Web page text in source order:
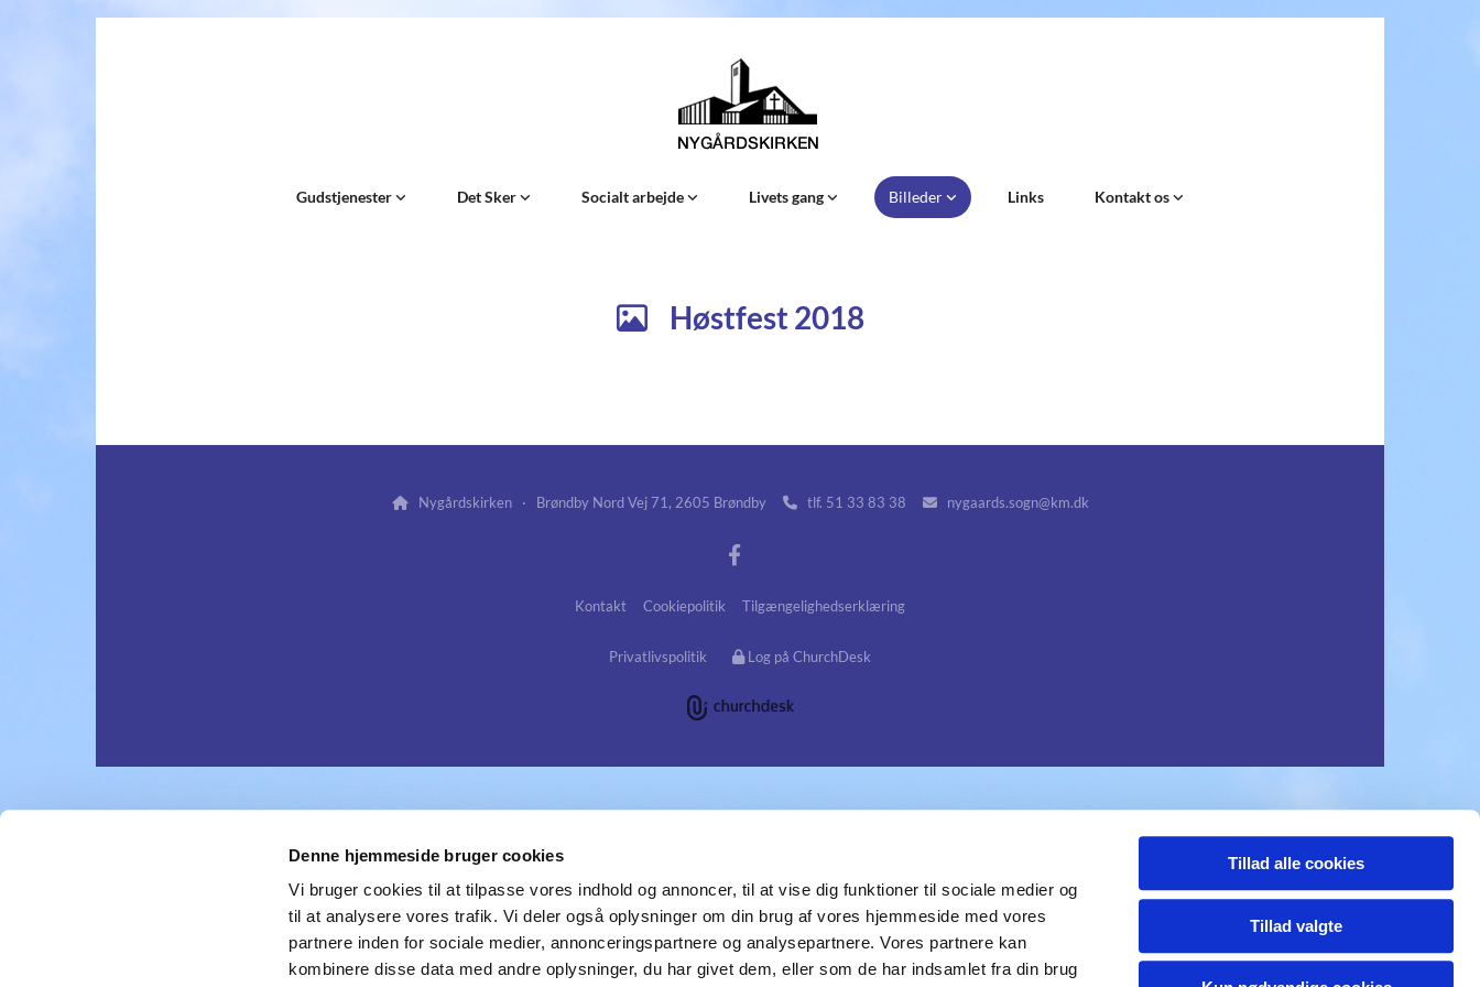
Denne hjemmeside bruger cookies
Vi bruger cookies til at tilpasse vores indhold og annoncer, til at vise dig funktioner til sociale medier og
til at analysere vores trafik. Vi deler også oplysninger om din brug af vores hjemmeside med vores
partnere inden for sociale medier, annonceringspartnere og analysepartnere. Vores partnere kan
kombinere disse data med andre oplysninger, du har givet dem, eller som de har indsamlet fra din brug
Tillad alle cookies
Tillad valgte
Gudstjenester Det Sker Socialt arbejde Livets gang Billeder Links Kontakt os
Høstfest 2018
Nygårdskirken · Brøndby Nord Vej 71, 2605 Brøndby tlf. 51 33 83 38 nygaards.sogn@km.dk
Kontakt Cookiepolitik Tilgængelighedserklæring
Privatlivspolitik Log på ChurchDesk